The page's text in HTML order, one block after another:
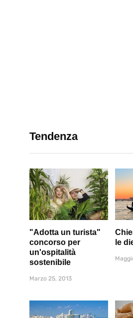
Tendenza
"Adotta un turista"
concorso per
un'ospitalità
sostenibile
Marzo 25, 2013
le